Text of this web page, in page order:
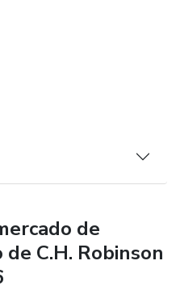
de
C.H. Robinson